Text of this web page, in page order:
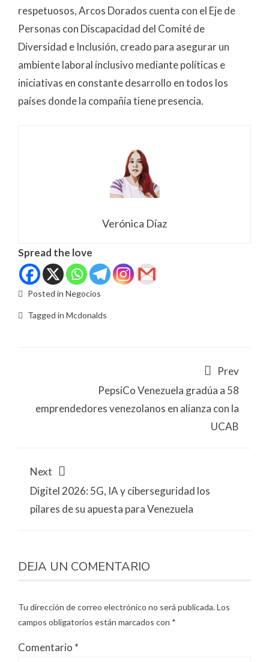
respetuosos, Arcos Dorados cuenta con el Eje de
Personas con Discapacidad del Comité de
Diversidad e Inclusión, creado para asegurar un
ambiente laboral inclusivo mediante políticas e
iniciativas en constante desarrollo en todos los
países donde la compañía tiene presencia.
Verónica Díaz
Spread the love
Posted in Negocios
Tagged in Mcdonalds
Prev
PepsiCo Venezuela gradúa a 58
emprendedores venezolanos en alianza con la
UCAB
Next
Digitel 2026: 5G, IA y ciberseguridad los
pilares de su apuesta para Venezuela
DEJA UN COMENTARIO
Tu dirección de correo electrónico no será publicada.Los
campos obligatorios están marcados con *
Comentario *